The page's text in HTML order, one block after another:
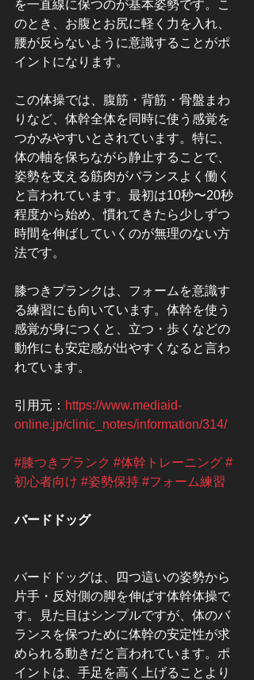
を一直線に保つのが基本姿勢です。こ
のとき、お腹とお尻に軽く力を入れ、
腰が反らないように意識することがポ
イントになります。
この体操では、腹筋・背筋・骨盤まわ
りなど、体幹全体を同時に使う感覚を
つかみやすいとされています。特に、
体の軸を保ちながら静止することで、
姿勢を支える筋肉がバランスよく働く
と言われています。最初は10秒〜20秒
程度から始め、慣れてきたら少しずつ
時間を伸ばしていくのが無理のない方
法です。
膝つきプランクは、フォームを意識す
る練習にも向いています。体幹を使う
感覚が身につくと、立つ・歩くなどの
動作にも安定感が出やすくなると言わ
れています。
引用元： https://www.mediaid-
online.jp/clinic_notes/information/314/
#膝つきプランク #体幹トレーニング #
初心者向け #姿勢保持 #フォーム練習
バードドッグ
バードドッグは、四つ這いの姿勢から
片手・反対側の脚を伸ばす体幹体操で
す。見た目はシンプルですが、体のバ
ランスを保つために体幹の安定性が求
められる動きだと言われています。ポ
イントは、手足を高く上げることより